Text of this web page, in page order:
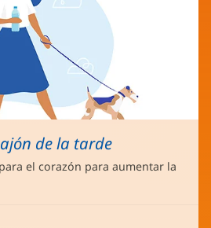
de la tarde
el corazón para aumentar la